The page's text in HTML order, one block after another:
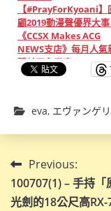
【#PrayForKyoani】
顧2019動漫聲優界大事
《CCSX Makes ACG
NEWS支店》每月人氣
聞前三名發表！
eva, エヴァンゲ
文
章
Previous:
100707(1) – 手持「
光劍的18公尺高